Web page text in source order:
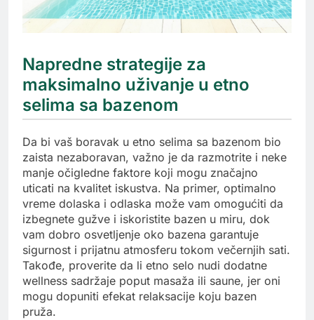
Napredne strategije za
maksimalno uživanje u etno
selima sa bazenom
Da bi vaš boravak u etno selima sa bazenom bio
zaista nezaboravan, važno je da razmotrite i neke
manje očigledne faktore koji mogu značajno
uticati na kvalitet iskustva. Na primer, optimalno
vreme dolaska i odlaska može vam omogućiti da
izbegnete gužve i iskoristite bazen u miru, dok
vam dobro osvetljenje oko bazena garantuje
sigurnost i prijatnu atmosferu tokom večernjih sati.
Takođe, proverite da li etno selo nudi dodatne
wellness sadržaje poput masaža ili saune, jer oni
mogu dopuniti efekat relaksacije koju bazen
pruža.